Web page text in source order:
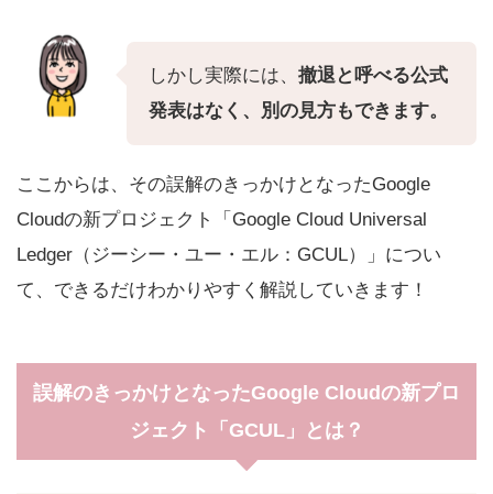
しかし実際には、 撤退と呼べる公式
発表はなく、別の見方もできます。
ここからは、その誤解のきっかけとなったGoogle
Cloudの新プロジェクト「Google Cloud Universal
Ledger（ジーシー・ユー・エル：GCUL）」につい
て、できるだけわかりやすく解説していきます！
誤解のきっかけとなったGoogle Cloudの新プロ
ジェクト「GCUL」とは？